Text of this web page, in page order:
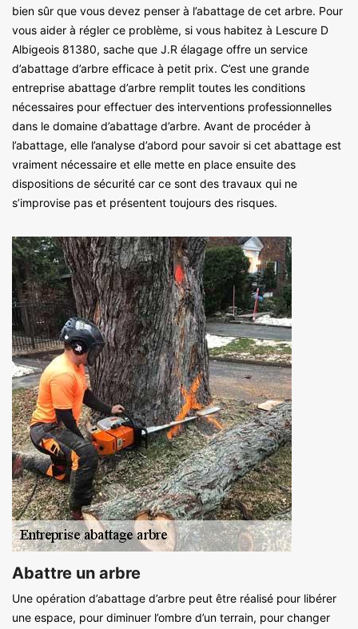
bien sûr que vous devez penser à l’abattage de cet arbre. Pour
vous aider à régler ce problème, si vous habitez à Lescure D
Albigeois 81380, sache que J.R élagage offre un service
d’abattage d’arbre efficace à petit prix. C’est une grande
entreprise abattage d’arbre remplit toutes les conditions
nécessaires pour effectuer des interventions professionnelles
dans le domaine d’abattage d’arbre. Avant de procéder à
l’abattage, elle l’analyse d’abord pour savoir si cet abattage est
vraiment nécessaire et elle mette en place ensuite des
dispositions de sécurité car ce sont des travaux qui ne
s’improvise pas et présentent toujours des risques.
Abattre un arbre
Une opération d’abattage d’arbre peut être réalisé pour libérer
une espace, pour diminuer l’ombre d’un terrain, pour changer